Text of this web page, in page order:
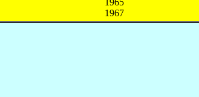
1965
1967